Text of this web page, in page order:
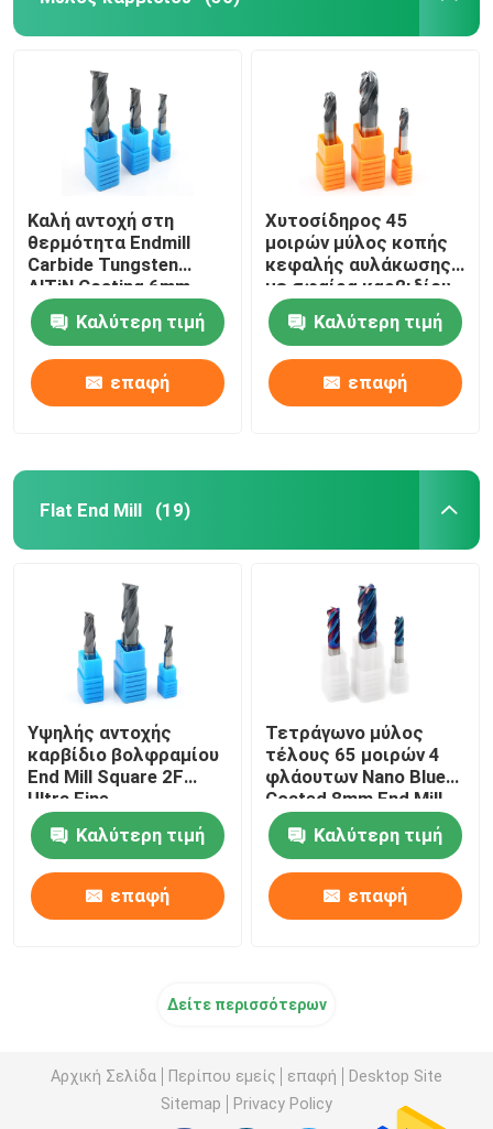
Καλή αντοχή στη
θερμότητα Endmill
Carbide Tungsten
AlTiN Coating 6mm
Endmill
Καλύτερη τιμή
επαφή
Χυτοσίδηρος 45
μοιρών μύλος κοπής
κεφαλής αυλάκωσης
με σφαίρα καρβιδίου
Καλύτερη τιμή
επαφή
Flat End Mill (19)
Υψηλής αντοχής
καρβίδιο βολφραμίου
End Mill Square 2F
Ultra Fine
Καλύτερη τιμή
επαφή
Τετράγωνο μύλος
τέλους 65 μοιρών 4
φλάουτων Nano Blue
Coated 8mm End Mill
Καλύτερη τιμή
επαφή
Δείτε περισσότερων
Αρχική Σελίδα Περίπου εμείς επαφή
Desktop Site
Sitemap
Privacy Policy